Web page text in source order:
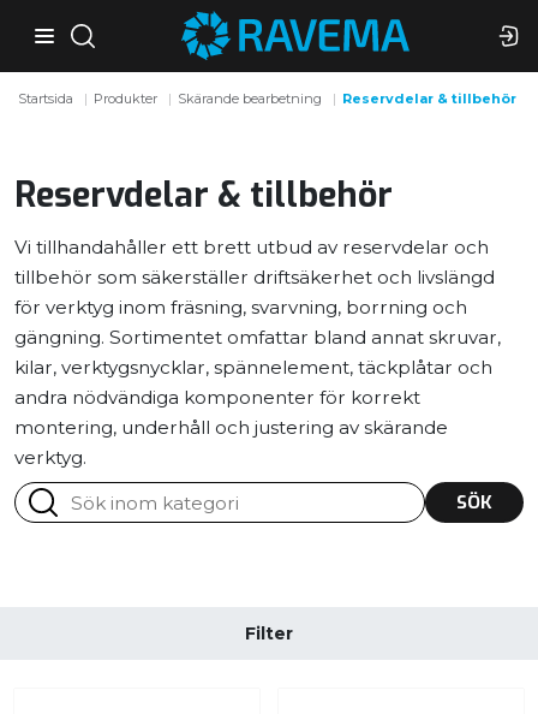
Startsida Produkter Skärande bearbetning Reservdelar & tillbehör
Reservdelar & tillbehör
Vi tillhandahåller ett brett utbud av reservdelar och
tillbehör som säkerställer driftsäkerhet och livslängd
för verktyg inom fräsning, svarvning, borrning och
gängning. Sortimentet omfattar bland annat skruvar,
kilar, verktygsnycklar, spännelement, täckplåtar och
andra nödvändiga komponenter för korrekt
montering, underhåll och justering av skärande
verktyg.
SÖK
Filter